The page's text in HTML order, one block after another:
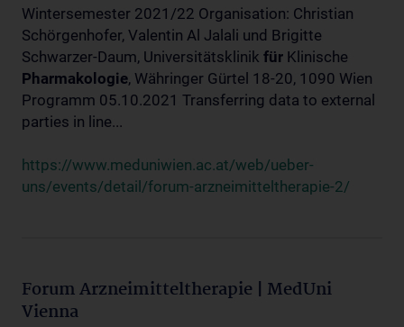
Wintersemester 2021/22 Organisation: Christian
Schörgenhofer, Valentin Al Jalali und Brigitte
Schwarzer-Daum, Universitätsklinik für Klinische
Pharmakologie, Währinger Gürtel 18-20, 1090 Wien
Programm 05.10.2021 Transferring data to external
parties in line...
https://www.meduniwien.ac.at/web/ueber-
uns/events/detail/forum-arzneimitteltherapie-2/
Forum Arzneimitteltherapie | MedUni
Vienna